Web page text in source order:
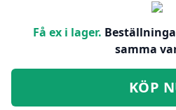
Få ex i lager.
samma
KÖP